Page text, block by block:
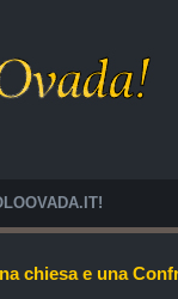
chiesa e una